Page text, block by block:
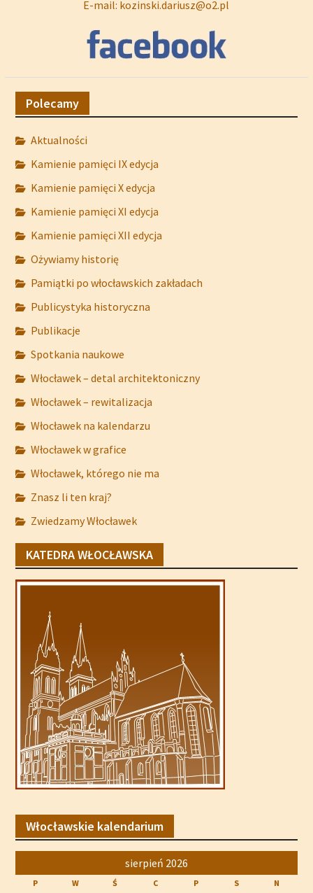
E-mail: kozinski.dariusz@o2.pl
Polecamy
Aktualności
Kamienie pamięci IX edycja
Kamienie pamięci X edycja
Kamienie pamięci XI edycja
Kamienie pamięci XII edycja
Ożywiamy historię
Pamiątki po włocławskich zakładach
Publicystyka historyczna
Publikacje
Spotkania naukowe
Włocławek – detal architektoniczny
Włocławek – rewitalizacja
Włocławek na kalendarzu
Włocławek w grafice
Włocławek, którego nie ma
Znasz li ten kraj?
Zwiedzamy Włocławek
KATEDRA WŁOCŁAWSKA
Włocławskie kalendarium
sierpień 2026
P W Ś C P S
N